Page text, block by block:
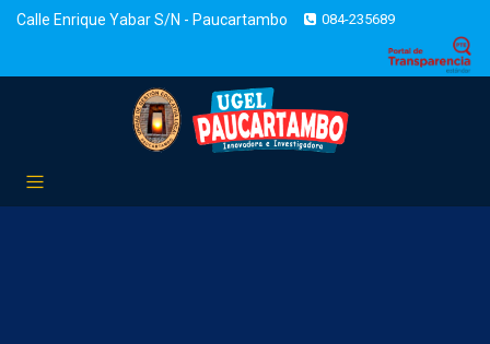
Calle Enrique Yabar S/N - Paucartambo 084-235689